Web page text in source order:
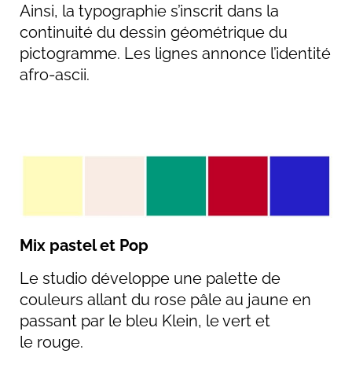
Ainsi, la typographie s’inscrit dans la
continuité du dessin géométrique du
pictogramme. Les lignes annonce l’identité
afro-ascii.
Mix pastel et Pop
Le studio développe une palette de
couleurs allant du rose pâle au jaune en
passant par le bleu Klein, le vert et
le rouge.